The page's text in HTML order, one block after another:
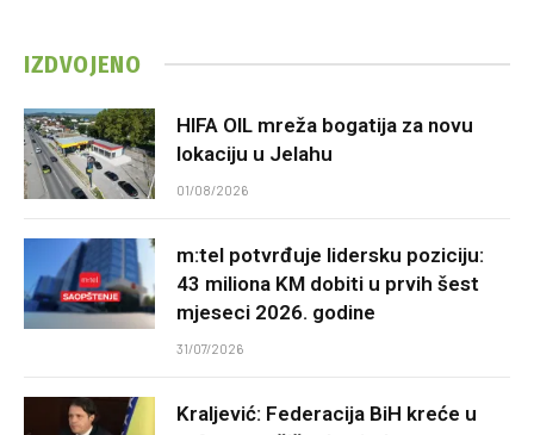
IZDVOJENO
HIFA OIL mreža bogatija za novu
lokaciju u Jelahu
01/08/2026
m:tel potvrđuje lidersku poziciju:
43 miliona KM dobiti u prvih šest
mjeseci 2026. godine
31/07/2026
Kraljević: Federacija BiH kreće u